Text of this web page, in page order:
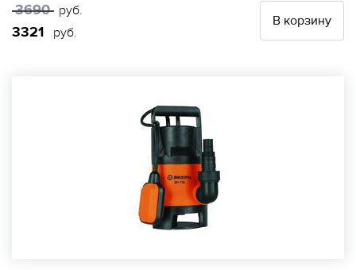
3690 руб.
3321 руб.
В корзину